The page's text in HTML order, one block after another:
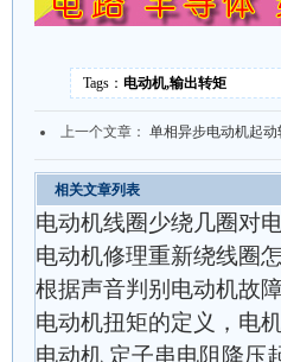
Tags： 电动机,输出转矩
上一个文章： 单相异步电动机起动
相关文章列表
电动机线圈少绕几圈对
电动机修理重新绕线圈
根据声音判别电动机故
电动机扭矩的定义，电
电动机 定子串电阻降压